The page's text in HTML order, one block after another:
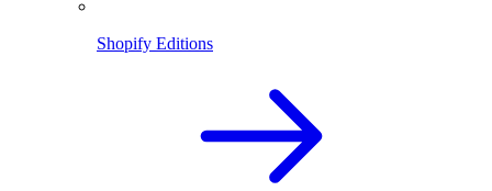
Shopify Editions